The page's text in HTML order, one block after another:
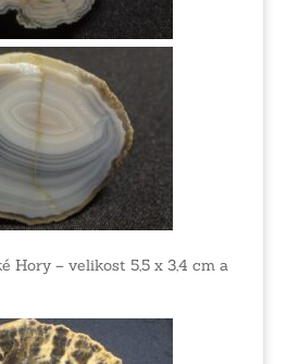
Hory – velikost 5,5 x 3,4 cm a